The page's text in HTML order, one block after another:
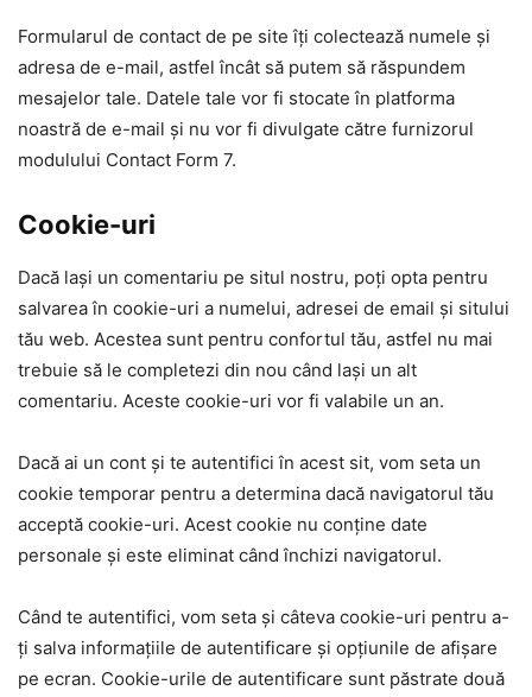
Formularul de contact de pe site îți colectează numele și
adresa de e-mail, astfel încât să putem să răspundem
mesajelor tale. Datele tale vor fi stocate în platforma
noastră de e-mail și nu vor fi divulgate către furnizorul
modulului Contact Form 7.
Cookie-uri
Dacă lași un comentariu pe situl nostru, poți opta pentru
salvarea în cookie-uri a numelui, adresei de email și sitului
tău web. Acestea sunt pentru confortul tău, astfel nu mai
trebuie să le completezi din nou când lași un alt
comentariu. Aceste cookie-uri vor fi valabile un an.
Dacă ai un cont și te autentifici în acest sit, vom seta un
cookie temporar pentru a determina dacă navigatorul tău
acceptă cookie-uri. Acest cookie nu conține date
personale și este eliminat când închizi navigatorul.
Când te autentifici, vom seta și câteva cookie-uri pentru a-
ți salva informațiile de autentificare și opțiunile de afișare
pe ecran. Cookie-urile de autentificare sunt păstrate două